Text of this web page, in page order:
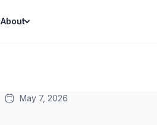
About
May 7, 2026